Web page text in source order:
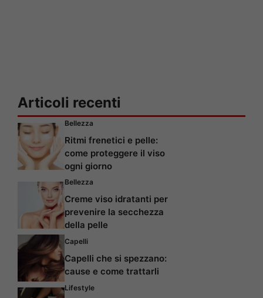
Articoli recenti
Bellezza
Ritmi frenetici e pelle:
come proteggere il viso
ogni giorno
Bellezza
Creme viso idratanti per
prevenire la secchezza
della pelle
Capelli
Capelli che si spezzano:
cause e come trattarli
Lifestyle